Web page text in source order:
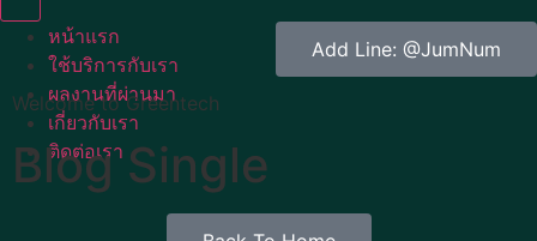
หน้าแรก
ใช้บริการกับเรา
ผลงานที่ผ่านมา
เกี่ยวกับเรา
ติดต่อเรา
Add Line: @JumNum
Welcome to Greentech
Blog Single